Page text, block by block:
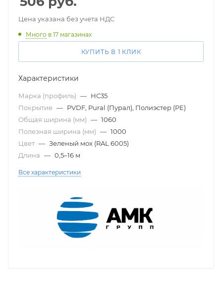
Цена указана без учета НДС
Много в 17 магазинах
КУПИТЬ В 1 КЛИК
Характеристики
Марка (профиль) — НС35
Покрытие — PVDF, Pural (Пурал), Полиэстер (PE)
Общая ширина (мм) — 1060
Полезная ширина (мм) — 1000
Цвет — Зеленый мох (RAL 6005)
Длина — 0,5–16 м
Все характеристики